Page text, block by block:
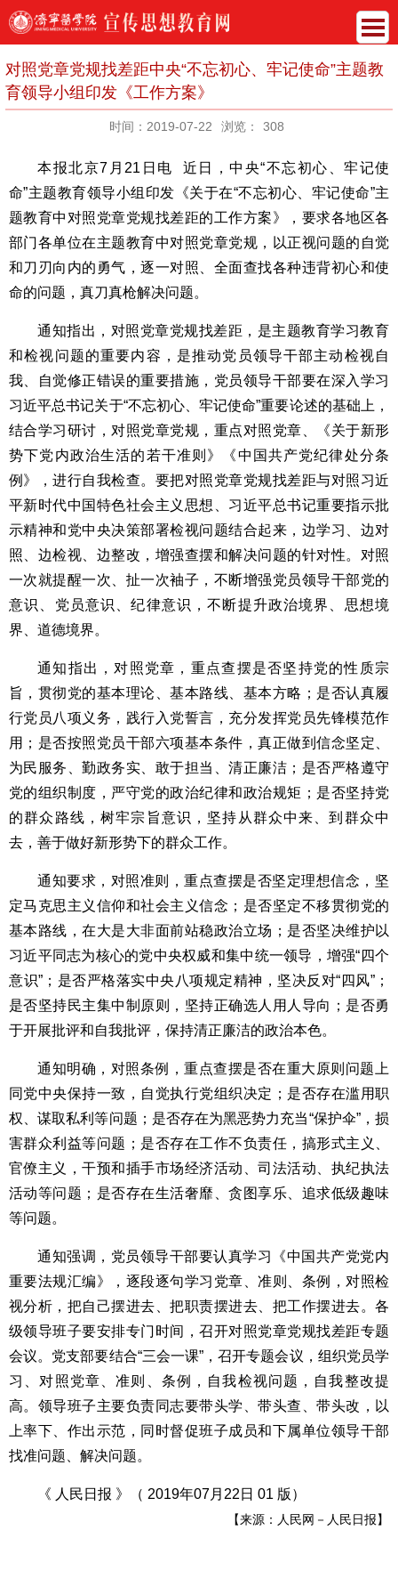
对照党章党规找差距中央“不忘初心、牢记使命”主题教
育领导小组印发《工作方案》
时间：2019-07-22 浏览： 308
本报北京7月21日电 近日，中央“不忘初心、牢记使
命”主题教育领导小组印发《关于在“不忘初心、牢记使命”主
题教育中对照党章党规找差距的工作方案》，要求各地区各
部门各单位在主题教育中对照党章党规，以正视问题的自觉
和刀刃向内的勇气，逐一对照、全面查找各种违背初心和使
命的问题，真刀真枪解决问题。
通知指出，对照党章党规找差距，是主题教育学习教育
和检视问题的重要内容，是推动党员领导干部主动检视自
我、自觉修正错误的重要措施，党员领导干部要在深入学习
习近平总书记关于“不忘初心、牢记使命”重要论述的基础上，
结合学习研讨，对照党章党规，重点对照党章、《关于新形
势下党内政治生活的若干准则》《中国共产党纪律处分条
例》，进行自我检查。要把对照党章党规找差距与对照习近
平新时代中国特色社会主义思想、习近平总书记重要指示批
示精神和党中央决策部署检视问题结合起来，边学习、边对
照、边检视、边整改，增强查摆和解决问题的针对性。对照
一次就提醒一次、扯一次袖子，不断增强党员领导干部党的
意识、党员意识、纪律意识，不断提升政治境界、思想境
界、道德境界。
通知指出，对照党章，重点查摆是否坚持党的性质宗
旨，贯彻党的基本理论、基本路线、基本方略；是否认真履
行党员八项义务，践行入党誓言，充分发挥党员先锋模范作
用；是否按照党员干部六项基本条件，真正做到信念坚定、
为民服务、勤政务实、敢于担当、清正廉洁；是否严格遵守
党的组织制度，严守党的政治纪律和政治规矩；是否坚持党
的群众路线，树牢宗旨意识，坚持从群众中来、到群众中
去，善于做好新形势下的群众工作。
通知要求，对照准则，重点查摆是否坚定理想信念，坚
定马克思主义信仰和社会主义信念；是否坚定不移贯彻党的
基本路线，在大是大非面前站稳政治立场；是否坚决维护以
习近平同志为核心的党中央权威和集中统一领导，增强“四个
意识”；是否严格落实中央八项规定精神，坚决反对“四风”；
是否坚持民主集中制原则，坚持正确选人用人导向；是否勇
于开展批评和自我批评，保持清正廉洁的政治本色。
通知明确，对照条例，重点查摆是否在重大原则问题上
同党中央保持一致，自觉执行党组织决定；是否存在滥用职
权、谋取私利等问题；是否存在为黑恶势力充当“保护伞”，损
害群众利益等问题；是否存在工作不负责任，搞形式主义、
官僚主义，干预和插手市场经济活动、司法活动、执纪执法
活动等问题；是否存在生活奢靡、贪图享乐、追求低级趣味
等问题。
通知强调，党员领导干部要认真学习《中国共产党党内
重要法规汇编》，逐段逐句学习党章、准则、条例，对照检
视分析，把自己摆进去、把职责摆进去、把工作摆进去。各
级领导班子要安排专门时间，召开对照党章党规找差距专题
会议。党支部要结合“三会一课”，召开专题会议，组织党员学
习、对照党章、准则、条例，自我检视问题，自我整改提
高。领导班子主要负责同志要带头学、带头查、带头改，以
上率下、作出示范，同时督促班子成员和下属单位领导干部
找准问题、解决问题。
《 人民日报 》（ 2019年07月22日 01 版）
【来源： 人民网－人民日报】